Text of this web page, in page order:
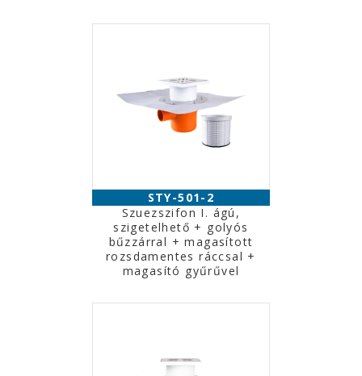
STY-501-2
Szuezszifon I. ágú,
szigetelhető + golyós
bűzzárral + magasított
rozsdamentes ráccsal +
magasító gyűrűvel